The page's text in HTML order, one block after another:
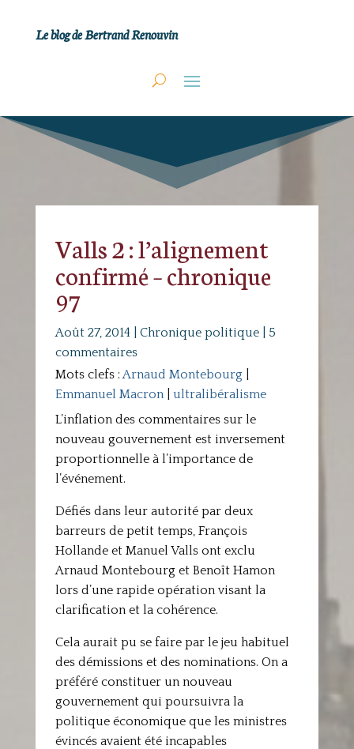
Le blog de Bertrand Renouvin
Valls 2 : l’alignement
confirmé – chronique
97
Août 27, 2014| Chronique politique| 5
commentaires
Mots clefs :Arnaud Montebourg
Emmanuel Macron| ultralibéralisme
L’inflation des commentaires sur le
nouveau gouvernement est inversement
proportionnelle à l’importance de
l’événement.
Défiés dans leur autorité par deux
barreurs de petit temps, François
Hollande et Manuel Valls ont exclu
Arnaud Montebourg et Benoît Hamon
lors d’une rapide opération visant la
clarification et la cohérence.
Cela aurait pu se faire par le jeu habituel
des démissions et des nominations. On a
préféré constituer un nouveau
gouvernement qui poursuivra la
politique économique que les ministres
évincés avaient été incapables